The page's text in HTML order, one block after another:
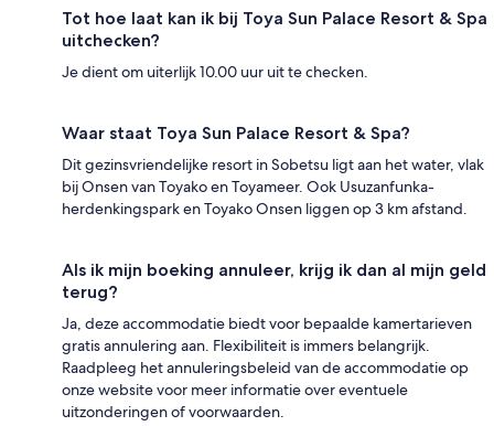
Tot hoe laat kan ik bij Toya Sun Palace Resort & Spa
uitchecken?
Je dient om uiterlijk 10.00 uur uit te checken.
Waar staat Toya Sun Palace Resort & Spa?
Dit gezinsvriendelijke resort in Sobetsu ligt aan het water, vlak
bij Onsen van Toyako en Toyameer. Ook Usuzanfunka-
herdenkingspark en Toyako Onsen liggen op 3 km afstand.
Als ik mijn boeking annuleer, krijg ik dan al mijn geld
terug?
Ja, deze accommodatie biedt voor bepaalde kamertarieven
gratis annulering aan. Flexibiliteit is immers belangrijk.
Raadpleeg het annuleringsbeleid van de accommodatie op
onze website voor meer informatie over eventuele
uitzonderingen of voorwaarden.